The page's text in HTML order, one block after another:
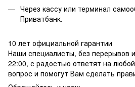
Через кассу или терминал
Приватбанк.
10 лет официальной гарантии
Наши специалисты, без перерывов
22:00, с радостью ответят на
вопрос и помогут Вам сделать